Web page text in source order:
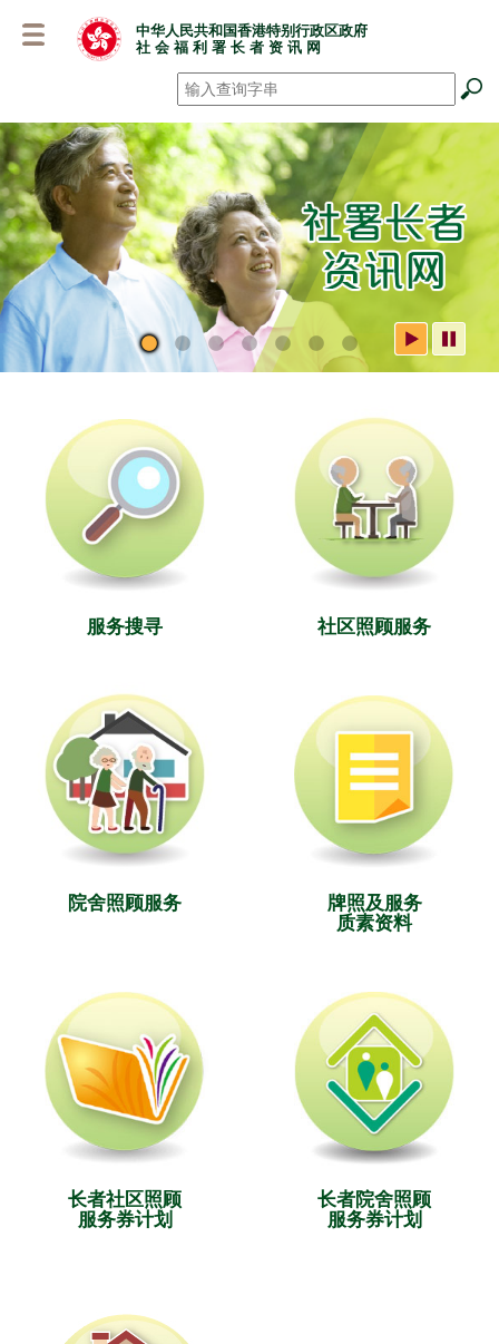
容
中华人民共和国香港特别行政区政府
社 会 福 利 署 长 者 资 讯 网
搜寻 *
社署长者资讯网
服务搜寻 社区照顾服务
院舍照顾服务
牌照及服务
质素资料
长者社区照顾
服务券计划
长者院舍照顾
服务券计划